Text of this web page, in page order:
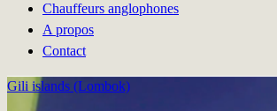
Chauffeurs anglophones
A propos
Contact
Gili islands (Lombok)